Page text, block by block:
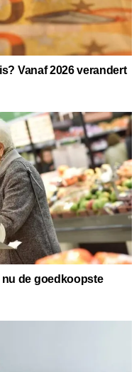
Vanaf 2026 verandert
de goedkoopste